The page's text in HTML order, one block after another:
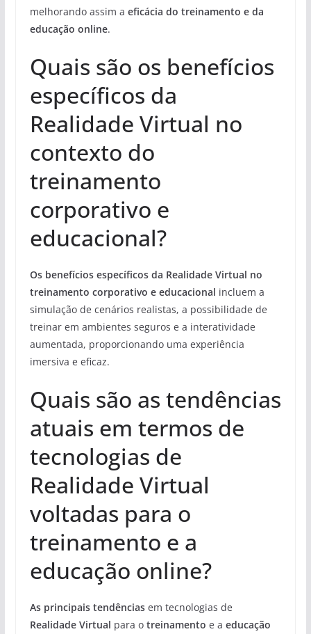
melhorando assim a eficácia do treinamento e da
educação online.
Quais são os benefícios
específicos da
Realidade Virtual no
contexto do
treinamento
corporativo e
educacional?
Os benefícios específicos da Realidade Virtual no
treinamento corporativo e educacional incluem a
simulação de cenários realistas, a possibilidade de
treinar em ambientes seguros e a interatividade
aumentada, proporcionando uma experiência
imersiva e eficaz.
Quais são as tendências
atuais em termos de
tecnologias de
Realidade Virtual
voltadas para o
treinamento e a
educação online?
As principais tendênciasem tecnologias de
Realidade Virtual para o treinamento e a educação